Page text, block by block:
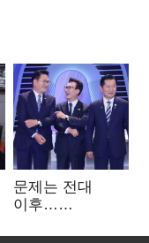
문제는 전대
이후…